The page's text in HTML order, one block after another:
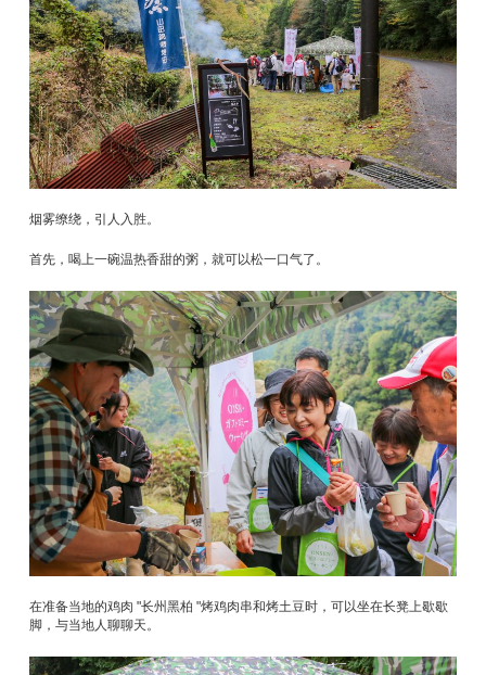
烟雾缭绕，引人入胜。
首先，喝上一碗温热香甜的粥，就可以松一口气了。
在准备当地的鸡肉 "长州黑柏 "烤鸡肉串和烤土豆时，可以坐在长凳上歇歇
脚，与当地人聊聊天。